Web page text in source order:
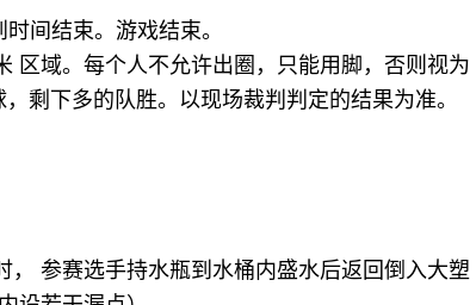
间结束。游戏结束。
区域。每个人不允许出圈，只能用脚，否则视为
剩下多的队胜。以现场裁判判定的结果为准。
参赛选手持水瓶到水桶内盛水后返回倒入大塑